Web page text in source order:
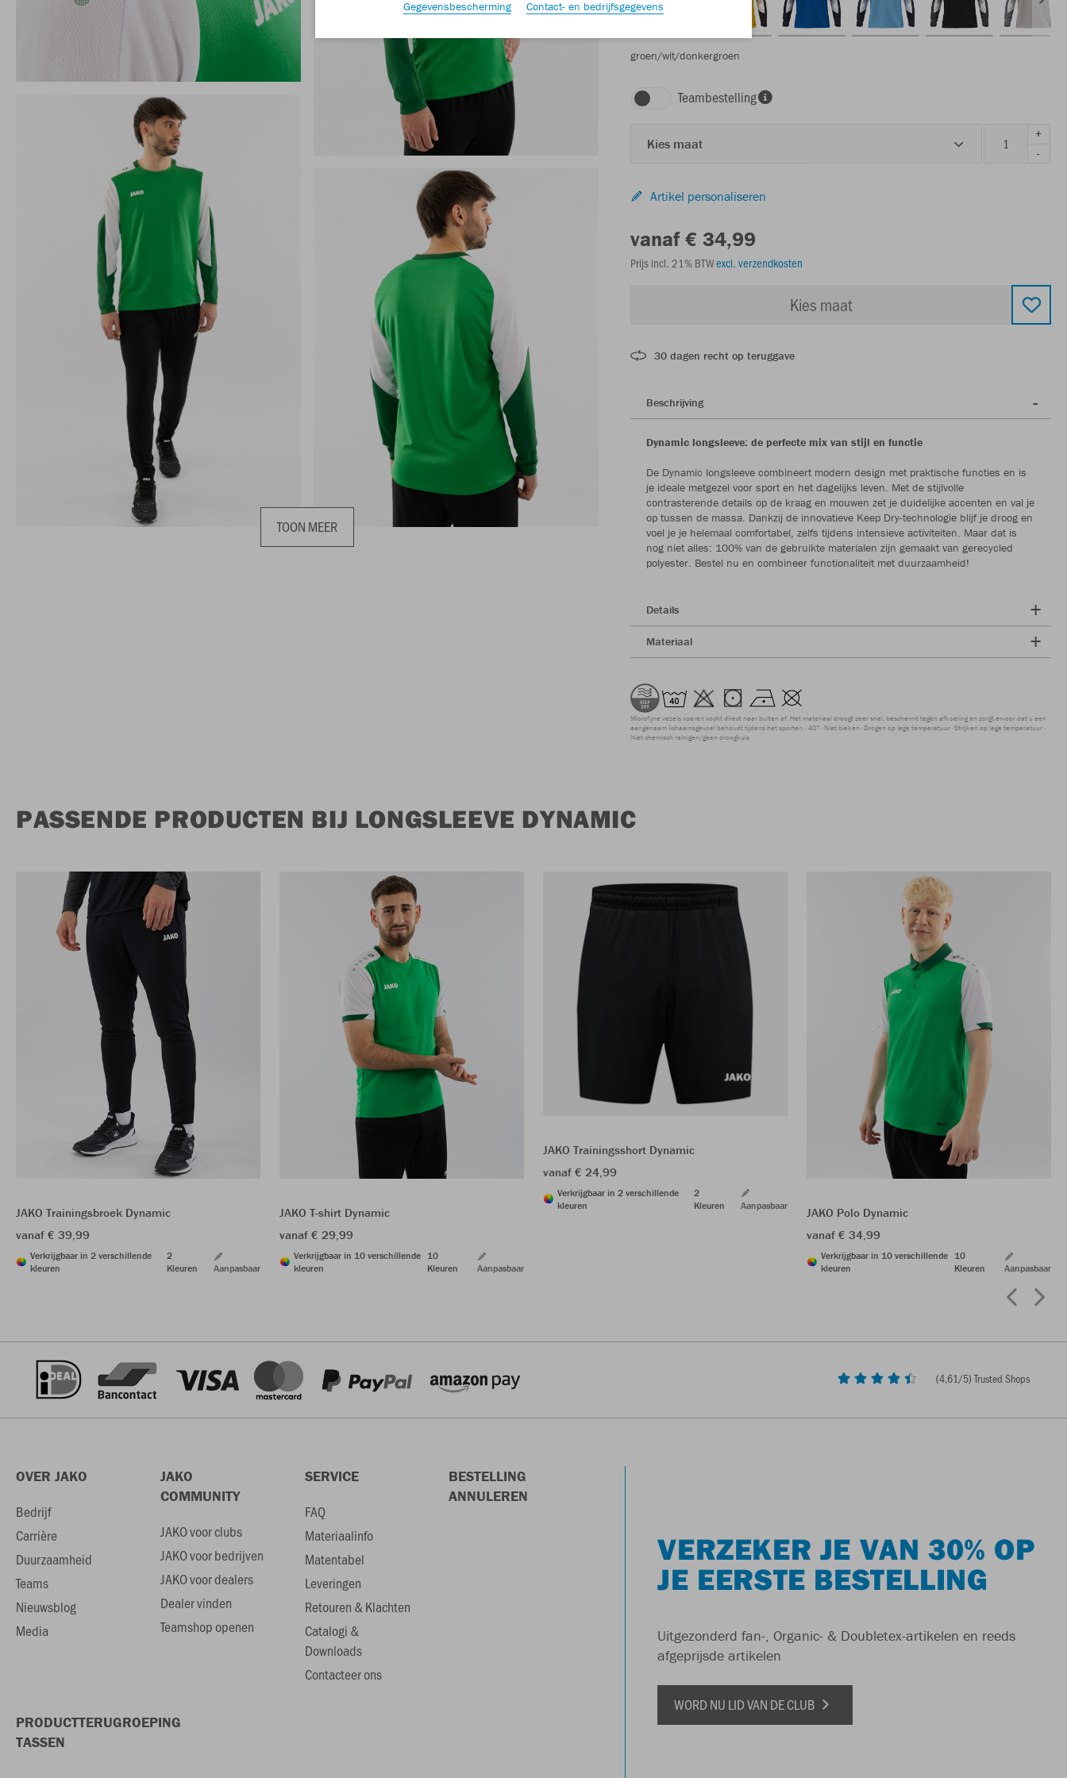
TOON MEER
groen/wit/donkergroen
Teambestelling
Kies maat
+
-
Artikel personaliseren
vanaf € 34,99
Prijs incl. 21% BTWexcl. verzendkosten
Kies maat
30 dagen recht op teruggave
Beschrijving
Dynamic longsleeve: de perfecte mix van stijl en functie
De Dynamic longsleeve combineert modern design met praktische functies en is
je ideale metgezel voor sport en het dagelijks leven. Met de stijlvolle
contrasterende details op de kraag en mouwen zet je duidelijke accenten en val je
op tussen de massa. Dankzij de innovatieve Keep Dry-technologie blijf je droog en
voel je je helemaal comfortabel, zelfs tijdens intensieve activiteiten. Maar dat is
nog niet alles: 100% van de gebruikte materialen zijn gemaakt van gerecycled
polyester. Bestel nu en combineer functionaliteit met duurzaamheid!
Details
Materiaal
Microfijne vezels voeren vocht direct naar buiten af. Het materiaal droogt zeer snel, beschermt tegen afkoeling en zorgt ervoor dat u een
aangenaam lichaamsgevoel behoudt tijdens het sporten. 40° Niet bleken Drogen op lage temperatuur Strijken op lage temperatuur
Niet chemisch reinigen/geen droogkuis
PASSENDE PRODUCTEN BIJ LONGSLEEVE DYNAMIC
JAKO Trainingsbroek Dynamic
vanaf € 39,99
Verkrijgbaar in 2 verschillende
kleuren
2
Kleuren
Aanpasbaar
JAKO T-shirt Dynamic
vanaf € 29,99
Verkrijgbaar in 10 verschillende
kleuren
10
Kleuren
Aanpasbaar
JAKO Trainingsshort Dynamic
vanaf € 24,99
Verkrijgbaar in 2 verschillende
kleuren
2
Kleuren
Aanpasbaar
JAKO Polo Dynamic
vanaf € 34,99
Verkrijgbaar in 10 verschillende
kleuren
10
Kleuren
Aanpasbaar
(4,61/5) Trusted Shops
OVER JAKO
Bedrijf
Carrière
Duurzaamheid
Teams
Nieuwsblog
Media
JAKO
COMMUNITY
JAKO voor clubs
JAKO voor bedrijven
JAKO voor dealers
Dealer vinden
Teamshop openen
SERVICE
FAQ
Materiaalinfo
Matentabel
Leveringen
Retouren & Klachten
Catalogi &
Downloads
Contacteer ons
BESTELLING
ANNULEREN
PRODUCTTERUGROEPING
TASSEN
VERZEKER JE VAN 30% OP
JE EERSTE BESTELLING
Uitgezonderd fan-, Organic- & Doubletex-artikelen en reeds
afgeprijsde artikelen
WORD NU LID VAN DE CLUB
Gegevensbescherming Contact- en bedrijfsgegevens